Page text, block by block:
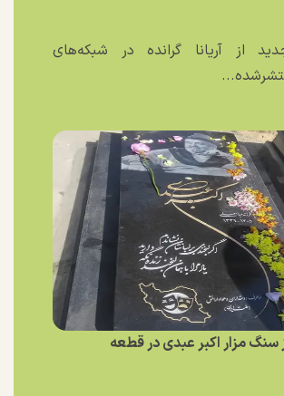
از آریانا گرانده در شبکه‌های
سنگ مزار اکبر عبدی در قطعه